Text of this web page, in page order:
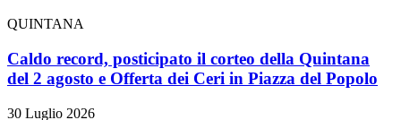
QUINTANA
Caldo record, posticipato il corteo della Quintana
del 2 agosto e Offerta dei Ceri in Piazza del Popolo
30 Luglio 2026